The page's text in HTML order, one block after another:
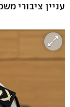
עניין ציבורי